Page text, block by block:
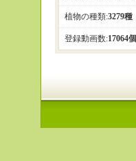
植物の種類:3279種
登録動画数:17064個